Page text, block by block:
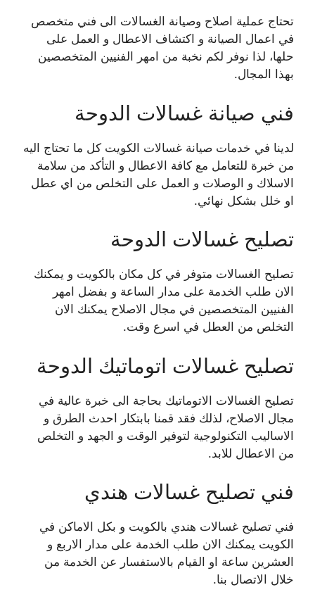
تحتاج عملية اصلاح وصيانة الغسالات الى فني متخصص
في اعمال الصيانة و اكتشاف الاعطال و العمل على
حلها، لذا نوفر لكم نخبة من امهر الفنيين المتخصصين
بهذا المجال.
فني صيانة غسالات الدوحة
لدينا في خدمات صيانة غسالات الكويت كل ما تحتاج اليه
من خبرة للتعامل مع كافة الاعطال و التأكد من سلامة
الاسلاك و الوصلات و العمل على التخلص من اي عطل
او خلل بشكل نهائي.
تصليح غسالات الدوحة
تصليح الغسالات متوفر في كل مكان بالكويت و يمكنك
الان طلب الخدمة على مدار الساعة و بفضل امهر
الفنيين المتخصصين في مجال الاصلاح يمكنك الان
التخلص من العطل في اسرع وقت.
تصليح غسالات اتوماتيك الدوحة
تصليح الغسالات الاتوماتيك بحاجة الى خبرة عالية في
مجال الاصلاح، لذلك فقد قمنا بابتكار احدث الطرق و
الاساليب التكنولوجية لتوفير الوقت و الجهد و التخلص
من الاعطال للابد.
فني تصليح غسالات هندي
فني تصليح غسالات هندي بالكويت و بكل الاماكن في
الكويت يمكنك الان طلب الخدمة على مدار الاربع و
العشرين ساعة او القيام بالاستفسار عن الخدمة من
خلال الاتصال بنا.